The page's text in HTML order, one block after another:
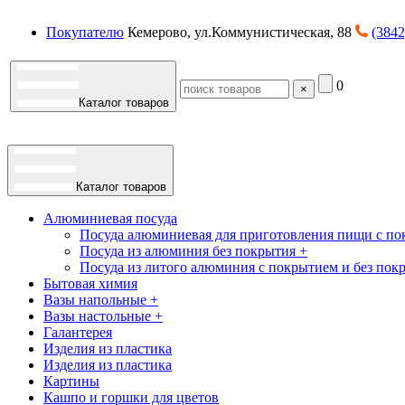
Покупателю Кемерово, ул.Коммунистическая, 88
Каталог товаров
× 0
Каталог товаров
Алюминиевая посуда
Посуда алюминиевая для приготовления пищи с
Посуда из алюминия без покрытия +
Посуда из литого алюминия с покрытием и без
Бытовая химия
Вазы напольные +
Вазы настольные +
Галантерея
Изделия из пластика
Изделия из пластика
Картины
Кашпо и горшки для цветов